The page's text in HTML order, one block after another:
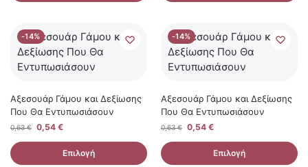
-14%
Αξεσουάρ Γάμου και Δεξίωσης
Που Θα Εντυπωσιάσουν
0,63€ 0,54 €
Επιλογή
-14%
Αξεσουάρ Γάμου και Δεξίωσης
Που Θα Εντυπωσιάσουν
0,63€ 0,54 €
Επιλογή